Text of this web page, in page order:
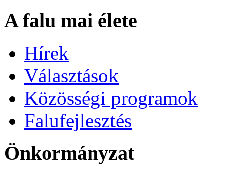
A falu mai élete
Hírek
Választások
Közösségi programok
Falufejlesztés
Önkormányzat